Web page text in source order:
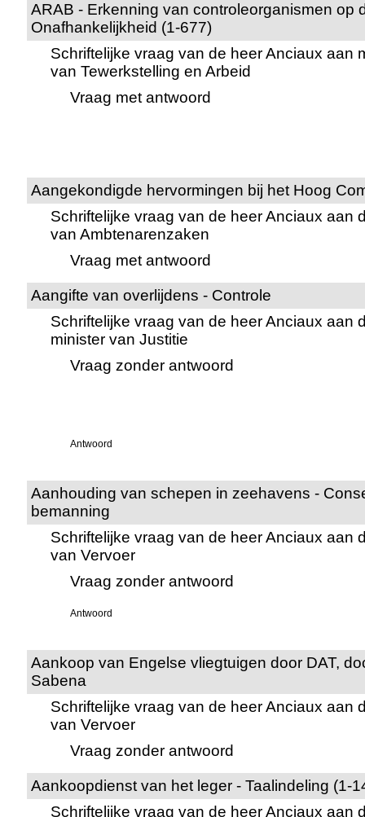
ARAB - Erkenning van controleorganismen op
Onafhankelijkheid (1-677)
Schriftelijke vraag van de heer Anciaux aan
van Tewerkstelling en Arbeid
Vraag met antwoord
Aangekondigde hervormingen bij het Hoog
Schriftelijke vraag van de heer Anciaux aan
van Ambtenarenzaken
Vraag met antwoord
Aangifte van overlijdens - Controle
Schriftelijke vraag van de heer Anciaux aan
minister van Justitie
Vraag zonder antwoord
Antwoord
Aanhouding van schepen in zeehavens -
bemanning
Schriftelijke vraag van de heer Anciaux aan
van Vervoer
Vraag zonder antwoord
Antwoord
Aankoop van Engelse vliegtuigen door DAT,
Sabena
Schriftelijke vraag van de heer Anciaux aan
van Vervoer
Vraag zonder antwoord
Aankoopdienst van het leger - Taalindeling (1-
Schriftelijke vraag van de heer Anciaux aan